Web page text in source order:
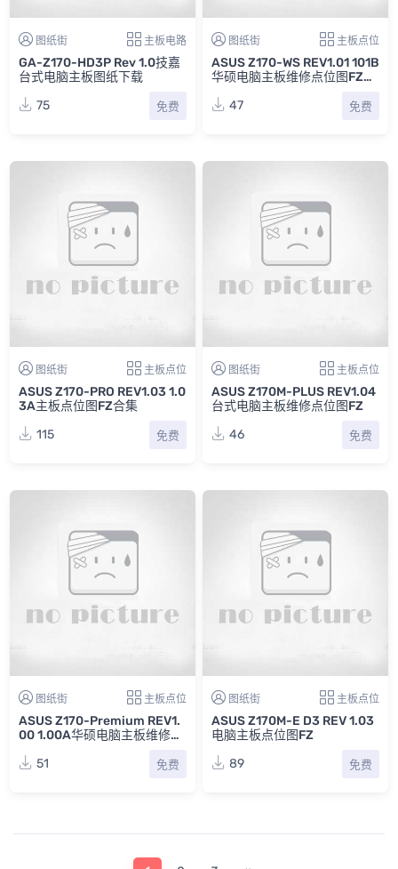
图纸街 主板电路
GA-Z170-HD3P Rev 1.0技嘉
台式电脑主板图纸下载
75
免费
图纸街 主板点位
ASUS Z170-WS REV1.01 101B
华硕电脑主板维修点位图FZ合
47
免费
图纸街 主板点位
ASUS Z170-PRO REV1.03 1.0
3A主板点位图FZ合集
115
免费
图纸街 主板点位
ASUS Z170M-PLUS REV1.04
台式电脑主板维修点位图FZ
46
免费
图纸街 主板点位
ASUS Z170-Premium REV1.
00 1.00A华硕电脑主板维修点
51
免费
图纸街 主板点位
ASUS Z170M-E D3 REV 1.03
电脑主板点位图FZ
89
免费